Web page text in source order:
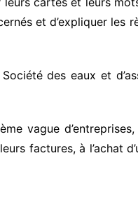
et d’expliquer les
des eaux et
vague
factures, à l’achat